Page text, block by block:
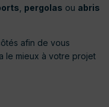
pergolas ou abris
afin de vous
le mieux à votre projet